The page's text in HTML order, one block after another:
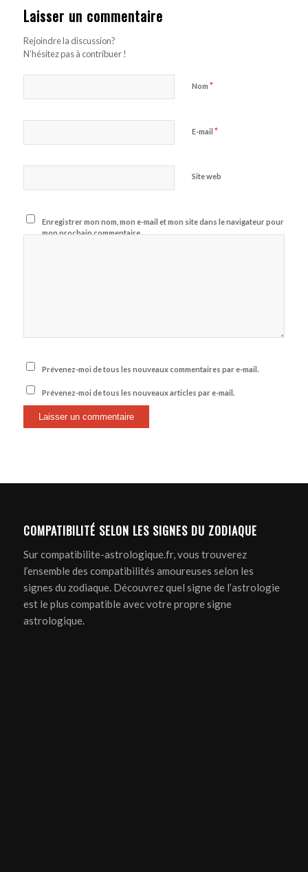
Laisser un commentaire
Rejoindre la discussion?
N’hésitez pas à contribuer !
Nom *
E-mail *
Site web
Enregistrer mon nom, mon e-mail et mon site dans le navigateur pour
mon prochain commentaire.
Prévenez-moi de tous les nouveaux commentaires par e-mail.
Prévenez-moi de tous les nouveaux articles par e-mail.
COMPATIBILITÉ SELON LES SIGNES DU ZODIAQUE
Sur compatibilite-astrologique.fr, vous trouverez
l’ensemble des compatibilités amoureuses selon les
signes du zodiaque. Découvrez quel signe de l’astrologie
est le plus compatible avec votre propre signe
astrologique.